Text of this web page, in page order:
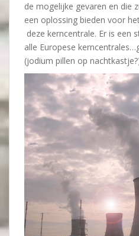
de mogelijke gevaren en die
een oplossing bieden voor
deze kerncentrale. Er is een
alle Europese
(jodium pillen op